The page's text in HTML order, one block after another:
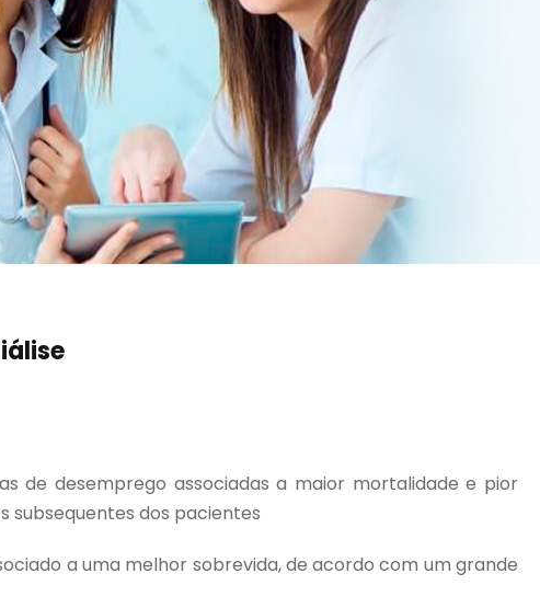
de desemprego associadas a maior mortalidade e pior
subsequentes dos pacientes
a uma melhor sobrevida, de acordo com um grande